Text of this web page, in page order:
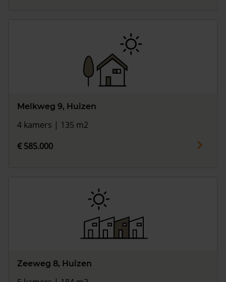
Melkweg 9, Huizen
4 kamers | 135 m2
€ 585.000
Zeeweg 8, Huizen